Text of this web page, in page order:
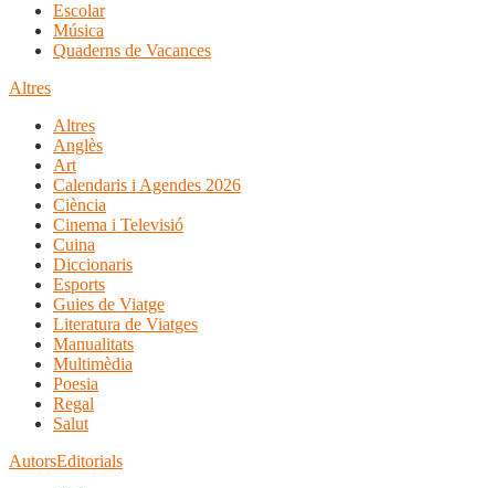
Escolar
Música
Quaderns de Vacances
Altres
Altres
Anglès
Art
Calendaris i Agendes 2026
Ciència
Cinema i Televisió
Cuina
Diccionaris
Esports
Guies de Viatge
Literatura de Viatges
Manualitats
Multimèdia
Poesia
Regal
Salut
AutorsEditorials